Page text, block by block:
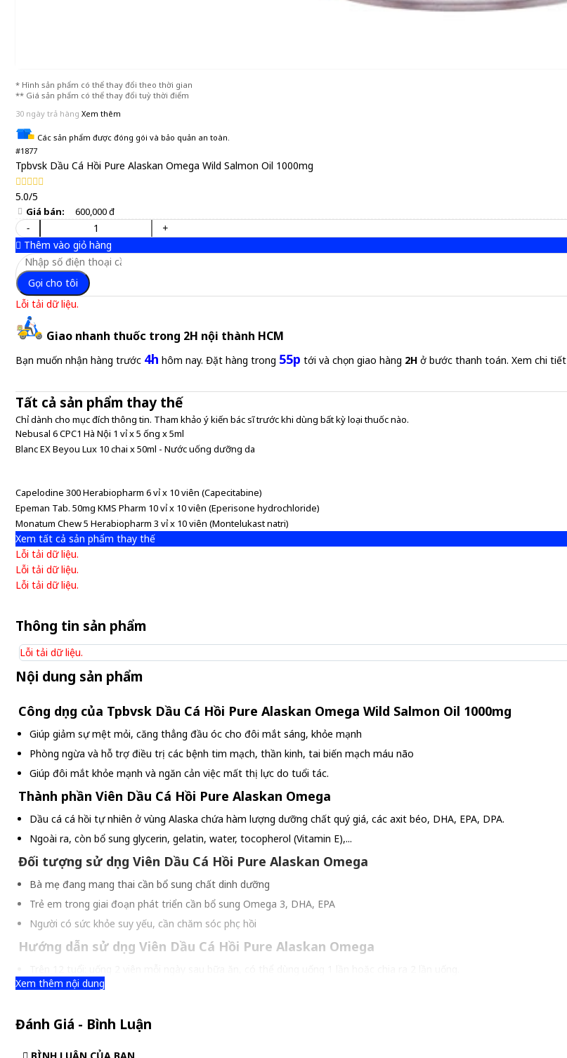
* Hình sản phẩm có thể thay đổi theo thời gian
** Giá sản phẩm có thể thay đổi tuỳ thời điểm
30 ngày trả hàng Xem thêm
Các sản phẩm được đóng gói và bảo quản an toàn.
#1877
Tpbvsk Dầu Cá Hồi Pure Alaskan Omega Wild Salmon Oil 1000mg
5.0/5
Giá bán: 600,000 đ
-
+
Thêm vào giỏ hàng
Gọi cho tôi
Lỗi tải dữ liệu.
Giao nhanh thuốc trong 2H nội thành HCM
Bạn muốn nhận hàng trước 4h hôm nay. Đặt hàng trong 55p tới và chọn giao hàng 2H ở bước thanh toán. Xem chi tiết
Tất cả sản phẩm thay thế
Chỉ dành cho mục đích thông tin. Tham khảo ý kiến bác sĩ trước khi dùng bất kỳ loại thuốc nào.
Nebusal 6 CPC1 Hà Nội 1 vỉ x 5 ống x 5ml
Blanc EX Beyou Lux 10 chai x 50ml - Nước uống dưỡng da
Capelodine 300 Herabiopharm 6 vỉ x 10 viên (Capecitabine)
Epeman Tab. 50mg KMS Pharm 10 vỉ x 10 viên (Eperisone hydrochloride)
Monatum Chew 5 Herabiopharm 3 vỉ x 10 viên (Montelukast natri)
Xem tất cả sản phẩm thay thế
Lỗi tải dữ liệu.
Lỗi tải dữ liệu.
Lỗi tải dữ liệu.
Thông tin sản phẩm
Lỗi tải dữ liệu.
Nội dung sản phẩm
Công dụng của Tpbvsk Dầu Cá Hồi Pure Alaskan Omega Wild Salmon Oil 1000mg
Giúp giảm sự mệt mỏi, căng thẳng đầu óc cho đôi mắt sáng, khỏe mạnh
Phòng ngừa và hỗ trợ điều trị các bệnh tim mạch, thần kinh, tai biến mạch máu não
Giúp đôi mắt khỏe mạnh và ngăn cản việc mất thị lực do tuổi tác.
Thành phần Viên Dầu Cá Hồi Pure Alaskan Omega
Dầu cá cá hồi tự nhiên ở vùng Alaska chứa hàm lượng dưỡng chất quý giá, các axit béo, DHA, EPA, DPA.
Ngoài ra, còn bổ sung glycerin, gelatin, water, tocopherol (Vitamin E),...
Đối tượng sử dụng Viên Dầu Cá Hồi Pure Alaskan Omega
Bà mẹ đang mang thai cần bổ sung chất dinh dưỡng
Trẻ em trong giai đoạn phát triển cần bổ sung Omega 3, DHA, EPA
Người có sức khỏe suy yếu, cần chăm sóc phục hồi
Hướng dẫn sử dụng Viên Dầu Cá Hồi Pure Alaskan Omega
Trẻ em dưới 12 tuổi: Uống 1 viên vào sau bữa ăn mỗi ngày.
Xem thêm nội dung
Đánh Giá - Bình Luận